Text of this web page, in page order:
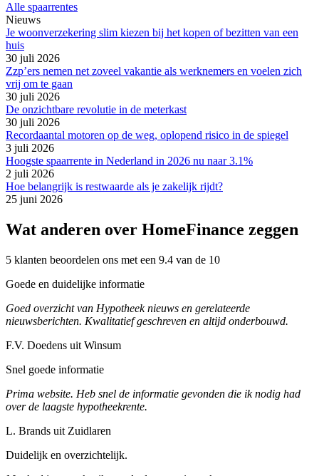
Alle spaarrentes
Nieuws
Je woonverzekering slim kiezen bij het kopen of bezitten van een
huis
30 juli 2026
Zzp’ers nemen net zoveel vakantie als werknemers en voelen zich
vrij om te gaan
30 juli 2026
De onzichtbare revolutie in de meterkast
30 juli 2026
Recordaantal motoren op de weg, oplopend risico in de spiegel
3 juli 2026
Hoogste spaarrente in Nederland in 2026 nu naar 3.1%
2 juli 2026
Hoe belangrijk is restwaarde als je zakelijk rijdt?
25 juni 2026
Wat anderen over HomeFinance zeggen
5 klanten beoordelen ons met een 9.4 van de 10
Goede en duidelijke informatie
Goed overzicht van Hypotheek nieuws en gerelateerde
nieuwsberichten. Kwalitatief geschreven en altijd onderbouwd.
F.V. Doedens uit Winsum
Snel goede informatie
Prima website. Heb snel de informatie gevonden die ik nodig had
over de laagste hypotheekrente.
L. Brands uit Zuidlaren
Duidelijk en overzichtelijk.